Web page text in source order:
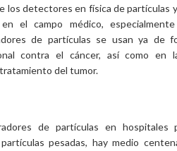
los detectores en física de partículas
el campo médico,
de partículas se usan ya de
contra el cáncer, así como en
del tumor.
de partículas en hospitales
pesadas, hay medio